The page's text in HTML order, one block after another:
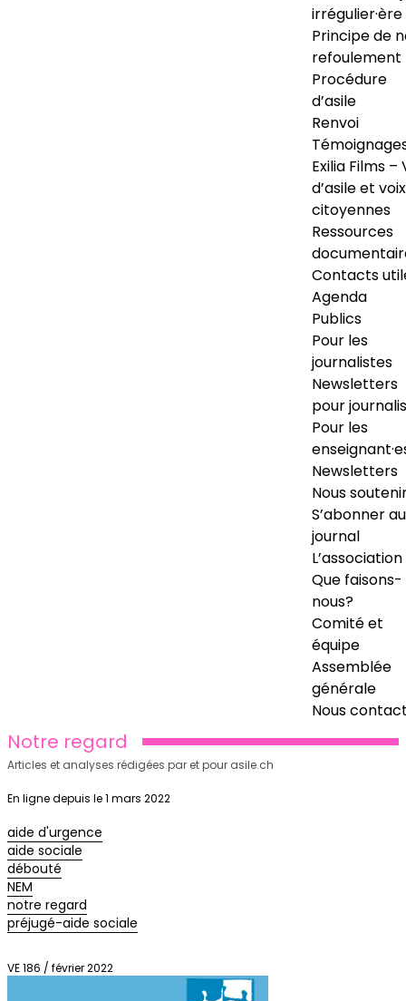
irrégulier·ère
Principe de
refoulement
Procédure
d’asile
Renvoi
Exilia Films –
d’asile et voix
citoyennes
Ressources
Contacts
Agenda
Publics
Pour les
journalistes
Newsletters
pour
Pour les
Newsletters
Nous
S’abonner au
journal
L’association
Que faisons-
nous?
Comité et
équipe
Assemblée
générale
Nous
Notre regard
Articles et analyses rédigées par et pour asile.ch
En ligne depuis le 1 mars 2022
aide d'urgence
aide sociale
débouté
NEM
notre regard
préjugé-aide sociale
VE 186 / février 2022